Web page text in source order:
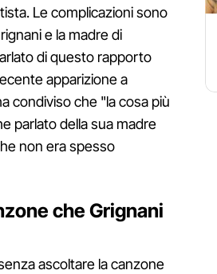
Le complicazioni sono
e la madre di
di questo rapporto
apparizione a
condiviso che "la cosa più
parlato della sua madre
non era spesso
che Grignani
ascoltare la canzone